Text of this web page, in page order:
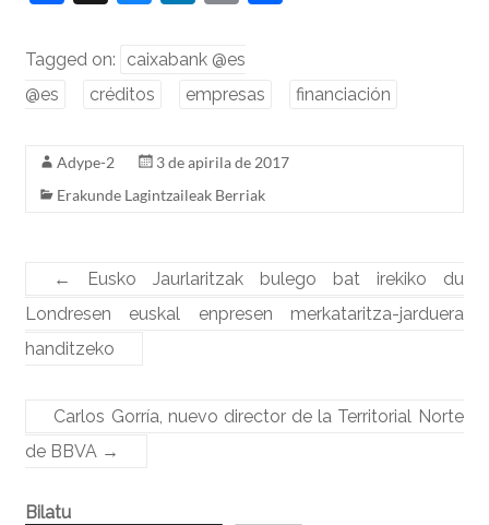
c
o
o
e
sk
k
e
n
ai
l
e
Tagged on:
caixabank @es
@es
créditos empresas financiación
Adype-2
3 de apirila de 2017
Erakunde Lagintzaileak Berriak
←
Eusko Jaurlaritzak bulego bat irekiko du
Londresen euskal enpresen merkataritza-jarduera
handitzeko
Carlos Gorría, nuevo director de la Territorial Norte
de BBVA →
Bilatu